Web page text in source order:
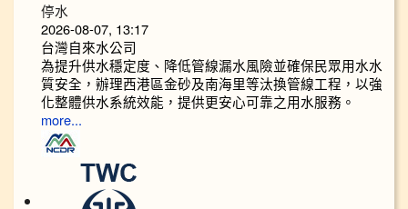
停水
2026-08-07, 13:17
台灣自來水公司
為提升供水穩定度、降低管線漏水風險並確保民眾用水水
質安全，辦理西港區金砂及南海里等汰換管線工程，以強
化整體供水系統效能，提供更安心可靠之用水服務。
more...